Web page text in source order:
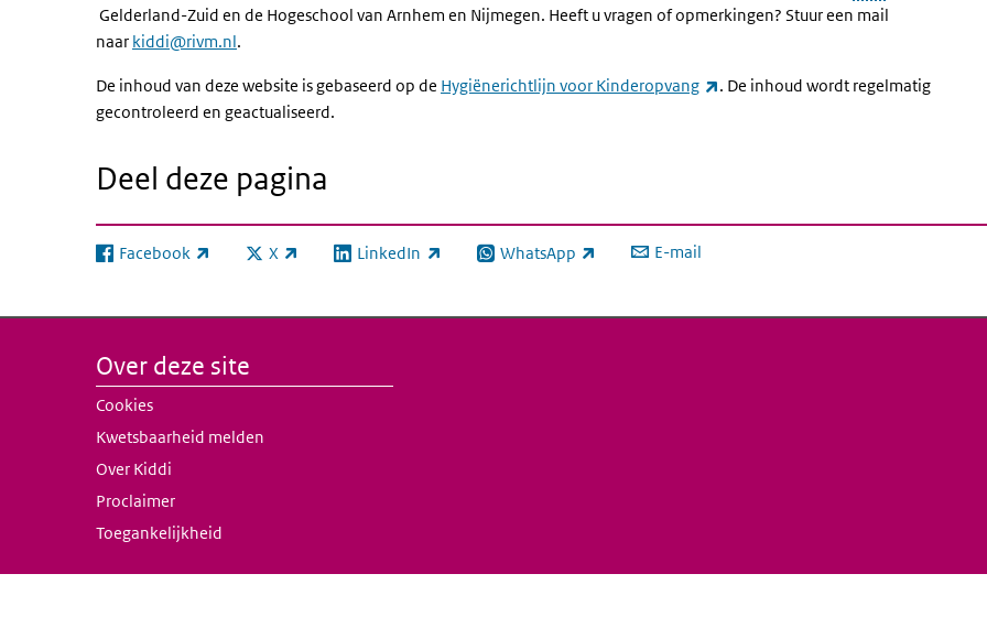
Gelderland-Zuid en de Hogeschool van Arnhem en Nijmegen. Heeft u vragen of opmerkingen? Stuur een mail
naar kiddi@rivm.nl.
De inhoud van deze website is gebaseerd op de Hygiënerichtlijn voor Kinderopvang (externe link)
. De inhoud wordt regelmatig
gecontroleerd en geactualiseerd.
Deel deze pagina
Facebook
(externe link) X
(externe link) LinkedIn
(externe link) WhatsApp
(externe link) E-mail
Over deze site
Cookies
Kwetsbaarheid melden
Over Kiddi
Proclaimer
Toegankelijkheid